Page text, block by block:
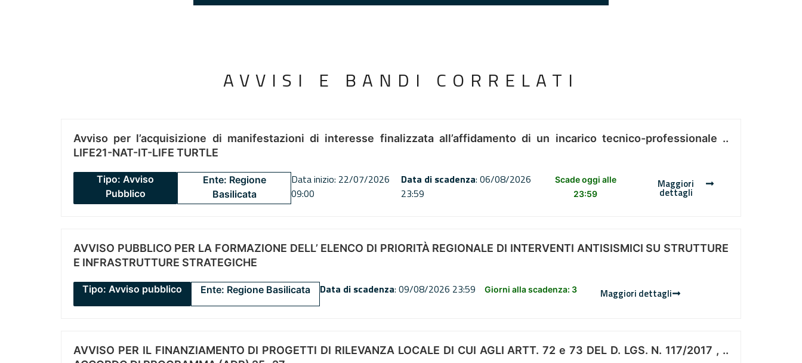
AVVISI E BANDI CORRELATI
Avviso per l’acquisizione di manifestazioni di interesse finalizzata all’affidamento di un incarico tecnico-professionale ..
LIFE21-NAT-IT-LIFE TURTLE
Tipo: Avviso
Pubblico
Ente: Regione
Basilicata
Data inizio: 22/07/2026
09:00
Data di scadenza: 06/08/2026
23:59
Scade oggi alle
23:59
Maggiori
dettagli
AVVISO PUBBLICO PER LA FORMAZIONE DELL’ ELENCO DI PRIORITÀ REGIONALE DI INTERVENTI ANTISISMICI SU STRUTTURE
E INFRASTRUTTURE STRATEGICHE
Tipo: Avviso pubblico Ente: Regione Basilicata Data di scadenza: 09/08/2026 23:59 Giorni alla scadenza: 3 Maggiori dettagli
AVVISO PER IL FINANZIAMENTO DI PROGETTI DI RILEVANZA LOCALE DI CUI AGLI ARTT. 72 e 73 DEL D. LGS. N. 117/2017 , ..